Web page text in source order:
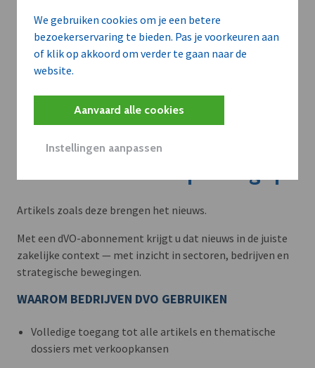
We gebruiken cookies om je een betere
bezoekerservaring te bieden. Pas je voorkeuren aan
of klik op akkoord om verder te gaan naar de
website.
Aanvaard alle cookies
Instellingen aanpassen
Artikels zoals deze brengen het nieuws.
Met een dVO-abonnement krijgt u dat nieuws in de juiste
zakelijke context — met inzicht in sectoren, bedrijven en
strategische bewegingen.
WAAROM BEDRIJVEN DVO GEBRUIKEN
Volledige toegang tot alle artikels en thematische
dossiers met verkoopkansen